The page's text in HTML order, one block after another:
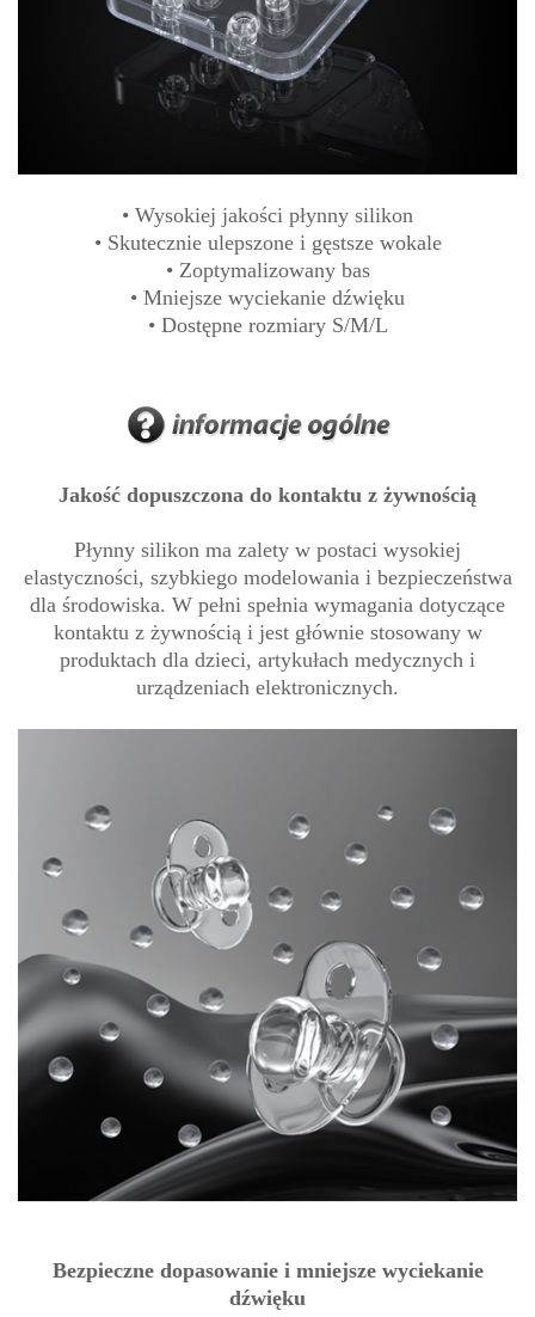
• Wysokiej jakości płynny silikon
• Skutecznie ulepszone i gęstsze wokale
• Zoptymalizowany bas
• Mniejsze wyciekanie dźwięku
• Dostępne rozmiary S/M/L
Jakość dopuszczona do kontaktu z żywnością
Płynny silikon ma zalety w postaci wysokiej
elastyczności, szybkiego modelowania i bezpieczeństwa
dla środowiska. W pełni spełnia wymagania dotyczące
kontaktu z żywnością i jest głównie stosowany w
produktach dla dzieci, artykułach medycznych i
urządzeniach elektronicznych.
Bezpieczne dopasowanie i mniejsze wyciekanie
dźwięku